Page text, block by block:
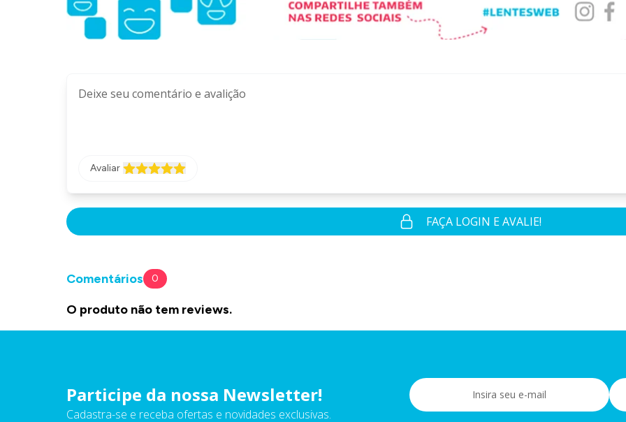
Avaliar
FAÇA LOGIN E AVALIE!
Comentários 0
O produto não tem reviews.
Participe da nossa Newsletter!
Cadastra-se e receba ofertas e novidades exclusivas.